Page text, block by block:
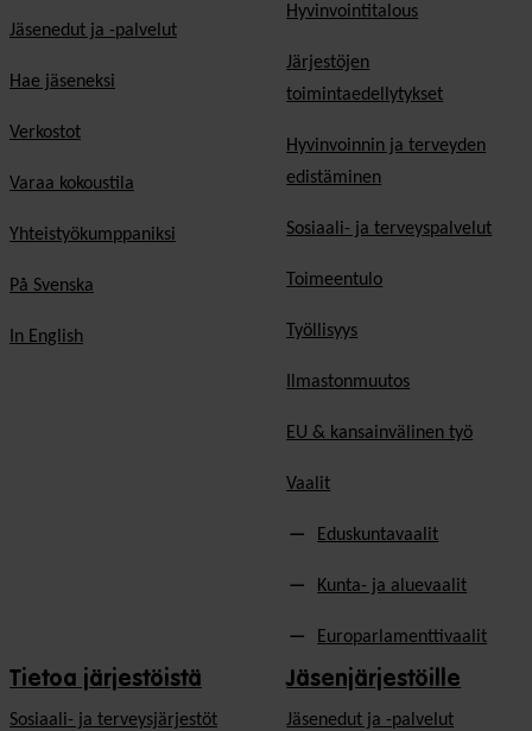
Jäsenedut ja -palvelut
Hae jäseneksi
Verkostot
Varaa kokoustila
Yhteistyökumppaniksi
På Svenska
In English
Hyvinvointitalous
Järjestöjen
toimintaedellytykset
Hyvinvoinnin ja terveyden
edistäminen
Sosiaali- ja terveyspalvelut
Toimeentulo
Työllisyys
Ilmastonmuutos
EU & kansainvälinen työ
Vaalit
Eduskuntavaalit
Kunta- ja aluevaalit
Europarlamenttivaalit
Tietoa järjestöistä
Sosiaali- ja terveysjärjestöt
Jäsenjärjestöille
Jäsen­edut ja -palvelut